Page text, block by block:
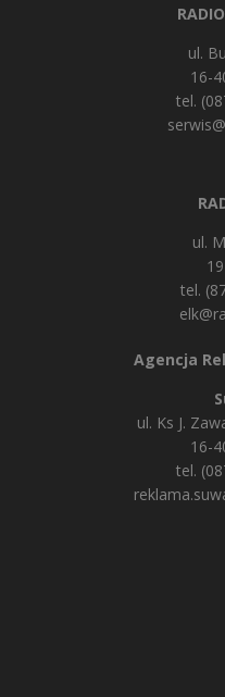
ul.
16-
tel.
ul.
tel.
Agencja
ul. Ks J.
16-
tel.